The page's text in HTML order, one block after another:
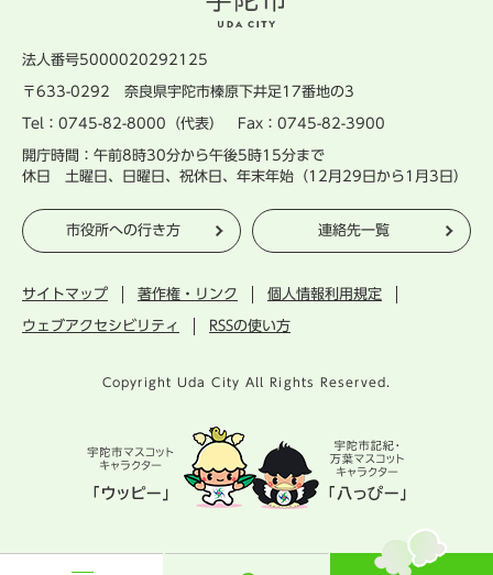
陀
法人番号5000020292125
〒633-0292 奈良県宇陀市榛原下井足17番地の3
Tel：0745-82-8000（代表） Fax：0745-82-3900
開庁時間：午前8時30分から午後5時15分まで
休日 土曜日、日曜日、祝休日、年末年始（12月29日から1月3日）
市役所への行き方 連絡先一覧
サイトマップ 著作権・リンク 個人情報利用規定
ウェブアクセシビリティ RSSの使い方
Copyright Uda City All Rights Reserved.